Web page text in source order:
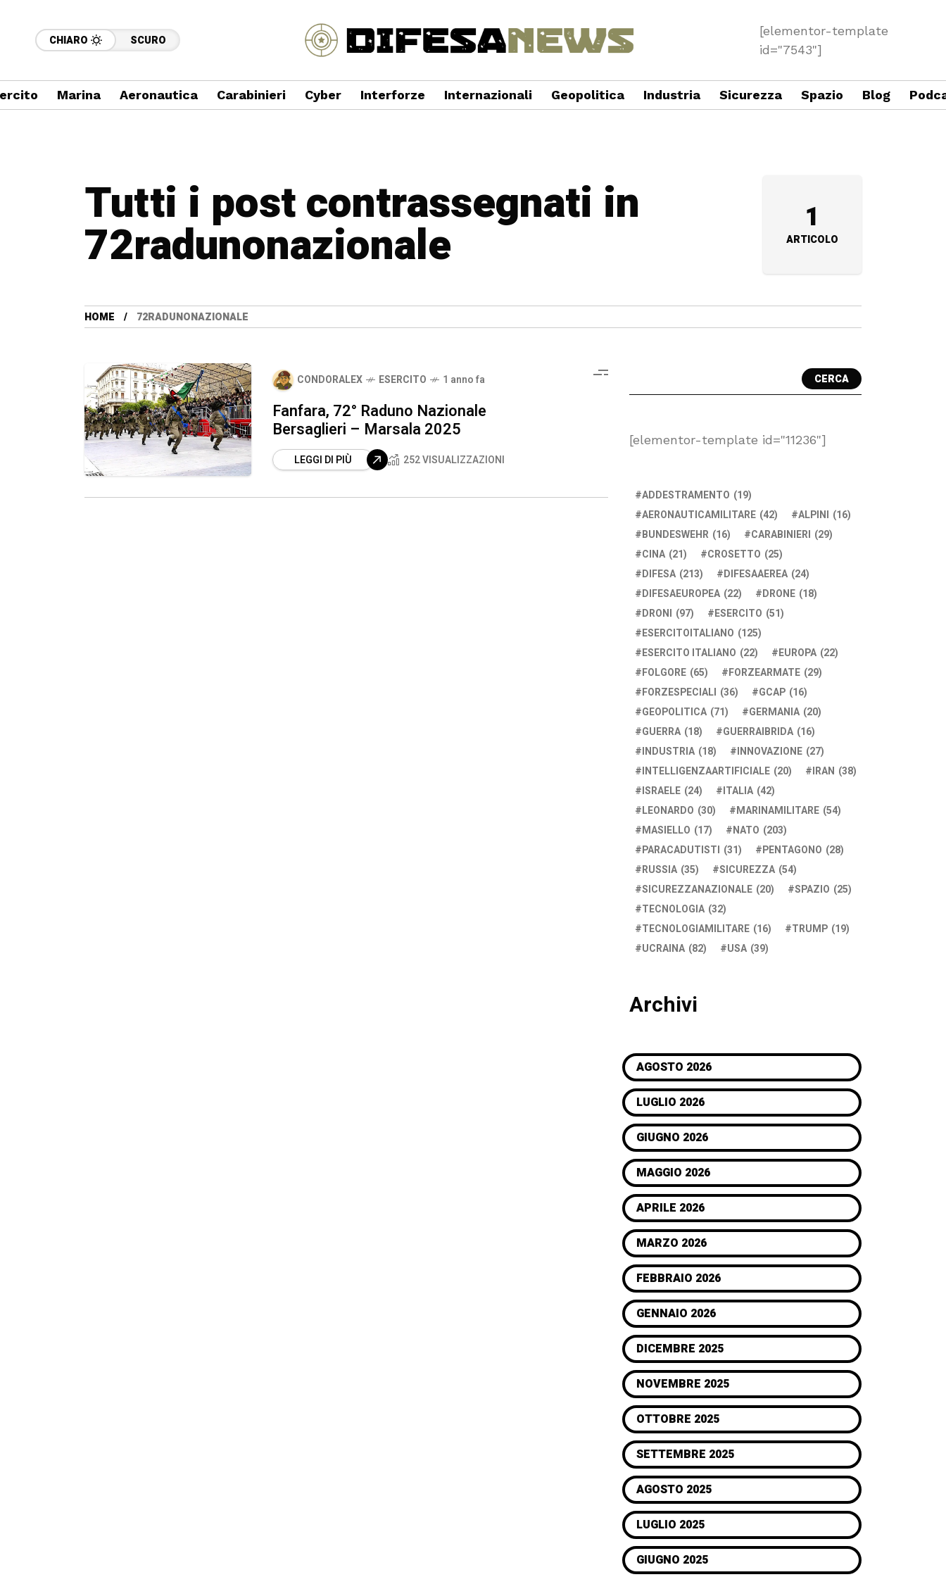
CHIARO SCURO
[elementor-template
id="7543"]
Marina Aeronautica Carabinieri Cyber Interforze Internazionali Geopolitica Industria Sicurezza Spazio Blog
Tutti i post contrassegnati in
72radunonazionale 1
ARTICOLO
HOME 72RADUNONAZIONALE
CONDORALEX ESERCITO 1 anno fa
Fanfara, 72° Raduno Nazionale
Bersaglieri – Marsala 2025
LEGGI DI PIÙ 252 VISUALIZZAZIONI
CERCA
[elementor-template id="11236"]
ADDESTRAMENTO (19)
AERONAUTICAMILITARE (42) ALPINI (16)
BUNDESWEHR (16) CARABINIERI (29)
CINA (21) CROSETTO (25)
DIFESA (213) DIFESAAEREA (24)
DIFESAEUROPEA (22) DRONE (18)
DRONI (97) ESERCITO (51)
ESERCITOITALIANO (125)
ESERCITO ITALIANO (22) EUROPA (22)
FOLGORE (65) FORZEARMATE (29)
FORZESPECIALI (36) GCAP (16)
GEOPOLITICA (71) GERMANIA (20)
GUERRA (18) GUERRAIBRIDA (16)
INDUSTRIA (18) INNOVAZIONE (27)
INTELLIGENZAARTIFICIALE (20) IRAN (38)
ISRAELE (24) ITALIA (42)
LEONARDO (30) MARINAMILITARE (54)
MASIELLO (17) NATO (203)
PARACADUTISTI (31) PENTAGONO (28)
RUSSIA (35) SICUREZZA (54)
SICUREZZANAZIONALE (20) SPAZIO (25)
TECNOLOGIA (32)
TECNOLOGIAMILITARE (16) TRUMP (19)
UCRAINA (82) USA (39)
Archivi
AGOSTO 2026
LUGLIO 2026
GIUGNO 2026
MAGGIO 2026
APRILE 2026
MARZO 2026
FEBBRAIO 2026
GENNAIO 2026
DICEMBRE 2025
NOVEMBRE 2025
OTTOBRE 2025
SETTEMBRE 2025
AGOSTO 2025
LUGLIO 2025
GIUGNO 2025